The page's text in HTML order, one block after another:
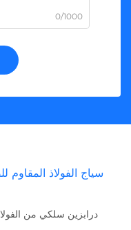
0/1000
سياج الفولاذ المقاوم
درابزين سلكي من